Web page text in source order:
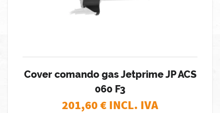
Cover comando gas Jetprime JP ACS
060 F3
201,60€ INCL. IVA